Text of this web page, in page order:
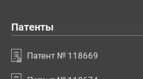
Патенты
Патент № 118669